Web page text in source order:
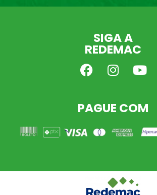
SIGA A
REDEMAC
PAGUE COM